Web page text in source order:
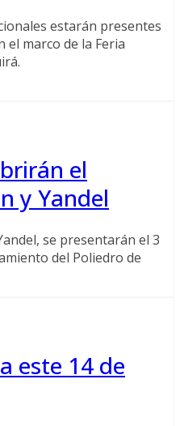
estarán presentes
el marco de la Feria
el
y Yandel
se presentarán el 3
del Poliedro de
este 14 de